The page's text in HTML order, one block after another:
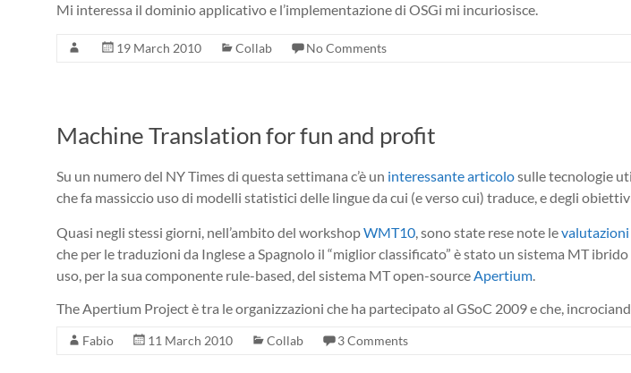
Mi interessa il dominio applicativo e l’implementazione di OSGi mi incuriosisce.
19 March 2010 Collab No Comments
Machine Translation for fun and profit
Su un numero del NY Times di questa settimana c’è un interessante articolosulle tecnologie
che fa massiccio uso di modelli statistici delle lingue da cui (e verso cui) traduce, e degli
Quasi negli stessi giorni, nell’ambito del workshopWMT10, sono state rese note levalutazioni
che per le traduzioni da Inglese a Spagnolo il “miglior classificato” è stato un sistema MT
uso, per la sua componente rule-based, del sistema MT open-sourceApertium.
The Apertium Project è tra le organizzazioni che ha partecipato al GSoC 2009 e che,
Fabio 11 March 2010 Collab 3 Comments